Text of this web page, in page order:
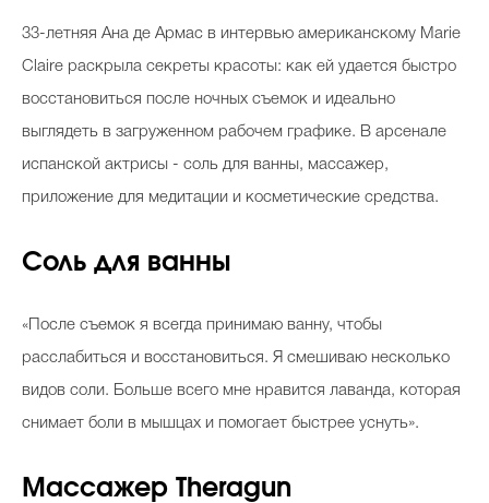
33-летняя Ана де Армас в интервью американскому Marie
Claire раскрыла секреты красоты: как ей удается быстро
восстановиться после ночных съемок и идеально
выглядеть в загруженном рабочем графике. В арсенале
испанской актрисы - соль для ванны, массажер,
приложение для медитации и косметические средства.
Соль для ванны
«После съемок я всегда принимаю ванну, чтобы
расслабиться и восстановиться. Я смешиваю несколько
видов соли. Больше всего мне нравится лаванда, которая
снимает боли в мышцах и помогает быстрее уснуть».
Массажер Theragun